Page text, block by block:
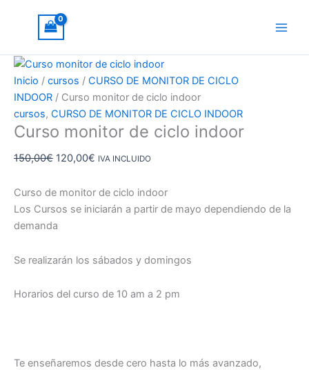
contenido
¡Oferta!
Inicio / cursos / CURSO DE MONITOR DE CICLO
INDOOR / Curso monitor de ciclo indoor
cursos, CURSO DE MONITOR DE CICLO INDOOR
Curso monitor de ciclo indoor
150,00€
precio
original
era:
150,00€.
120,00€
es:
120,00€.
IVA INCLUIDO
Curso de monitor de ciclo indoor
Los Cursos se iniciarán a partir de mayo dependiendo de la
demanda
Se realizarán los sábados y domingos
Horarios del curso de 10 am a 2 pm
Te enseñaremos desde cero hasta lo más avanzado,
monitor
ciclo
indoor
cantidad